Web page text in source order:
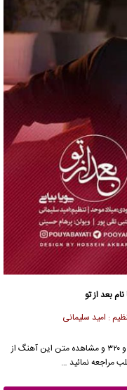
نام بعد از تو
: امید سلیمانی
با کیفیت ۱۲۸ و ۳۲۰ و مشاهده متن این آهنگ از
مراجعه نمائید …